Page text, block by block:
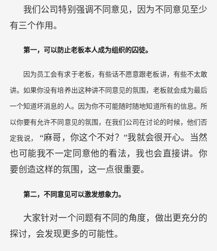
我们公司特别强调不同意见，因为不同意见至少
有三个作用。
第一，可以防止老板本人成为组织的囚徒。
因为员工会有求于老板，有些话不愿意跟老板讲，有些不太敢
讲。如果你没有培养出这种讲不同意见的氛围，老板就会成为最后
一个知道坏消息的人。因为你不可能随时随地知道所有的信息。所
以你要有允许不同意见的氛围，在我们公司在讨论的时候，他们否
定我说， “麻哥，你这个不对？”我就会很开心。当然
也可能我不一定同意他的看法，我也会直接讲。你
要创造这样的氛围，这一点很重要。
第二，不同意见可以激发想象力。
大家针对一个问题有不同的角度，做出更充分的
探讨，会发现更多的可能性。